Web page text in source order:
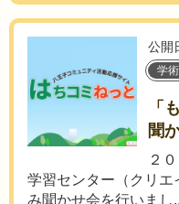
公開
学
「
聞
２
学習センター（クリエ
み聞かせ会を行いまし